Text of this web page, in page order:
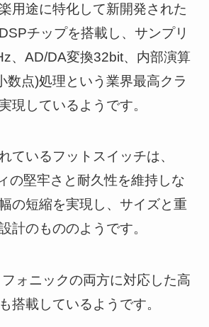
用途に特化して新開発された
チップを搭載し、サンプリ
、AD/DA変換32bit、内部演算
数点)処理という業界最高クラ
現しているようです。
ているフットスイッチは、
の堅牢さと耐久性を維持しな
の短縮を実現し、サイズと重
計のもののようです。
ォニックの両方に対応した高
搭載しているようです。